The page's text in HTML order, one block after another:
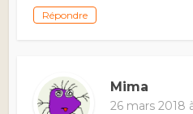
Répondre
Mima
26 mars 2018